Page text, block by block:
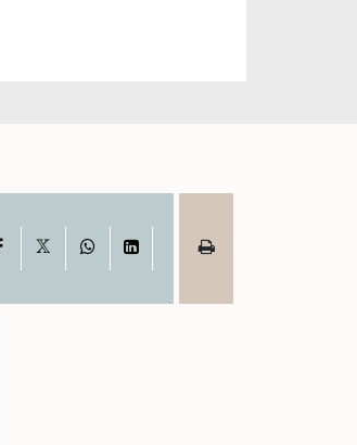
Facebook WhatsAppLinkedIn